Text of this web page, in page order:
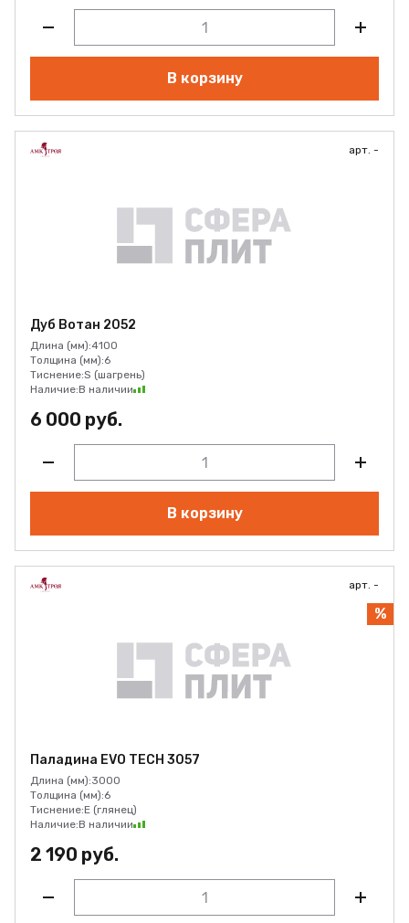
В корзину
арт. -
Дуб Вотан 2052
Длина (мм):4100
Толщина (мм):6
Тиснение:S (шагрень)
Наличие:В наличии
6 000 руб.
В корзину
арт. -
%
Паладина EVO TECH 3057
Длина (мм):3000
Толщина (мм):6
Тиснение:E (глянец)
Наличие:В наличии
2 190 руб.